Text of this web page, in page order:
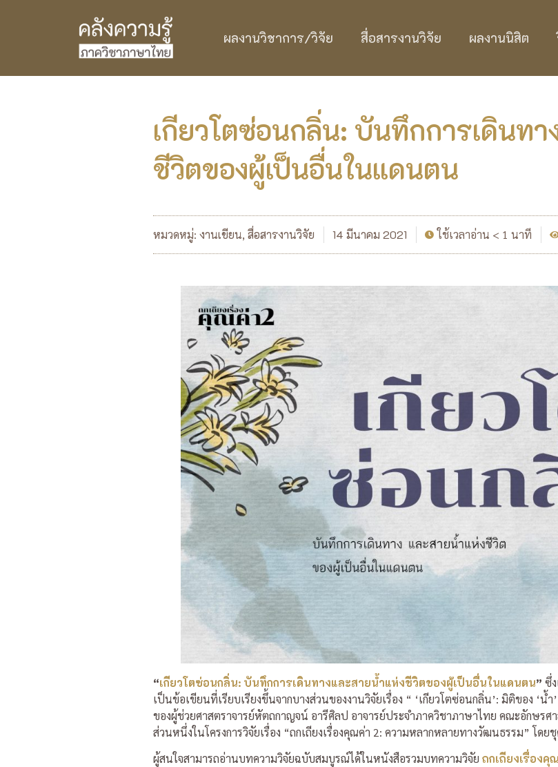
ผลงานวิชาการ/วิจัย สื่อสารงานวิจัย ผลงานนิสิต
เกียวโตซ่อนกลิ่น: บันทึกการเดินทา
ชีวิตของผู้เป็นอื่นในแดนตน
หมวดหมู่: งานเขียน, สื่อสารงานวิจัย 14 มีนาคม 2021 ใช้เวลาอ่าน < 1 นาที
“เกียวโตซ่อนกลิ่น: บันทึกการเดินทางและสายน้ำแห่งชีวิตของผู้เป็นอื่นในแดนตน” ซึ่
เป็นข้อเขียนที่เรียบเรียงขึ้นจากบางส่วนของงานวิจัยเรื่อง “ ‘เกียวโตซ่อนกลิ่น’: มิติของ ‘
ของผู้ช่วยศาสตราจารย์หัตถกาญจน์ อารีศิลป อาจารย์ประจำภาควิชาภาษาไทย คณะอักษรศ
ส่วนหนึ่งในโครงการวิจัยเรื่อง “ถกเถียงเรื่องคุณค่า 2: ความหลากหลายทางวัฒนธรรม” โดย
ผู้สนใจสามารถอ่านบทความวิจัยฉบับสมบูรณ์ได้ในหนังสือรวมบทความวิจัย ถกเถียงเรื่อง